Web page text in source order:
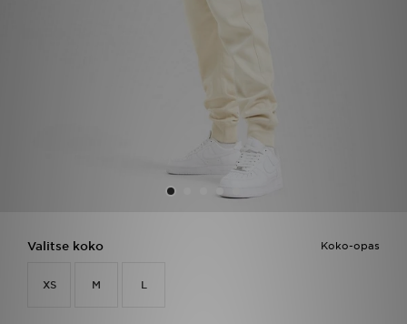
Koko-opas
Valitse koko
XS M L